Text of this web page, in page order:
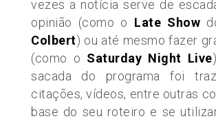
vezes a notícia serve de
opinião (como o Late Show
Colbert) ou até mesmo fazer
(como o Saturday Night Live
sacada do programa foi
citações, vídeos, entre outras
base do seu roteiro e se